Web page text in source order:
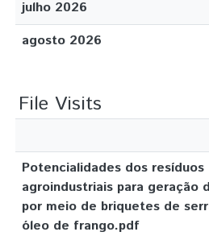
julho 2026
agosto 2026
File Visits
Potencialidades dos resíduos
agroindustriais para geração
por meio de briquetes de
óleo de frango.pdf